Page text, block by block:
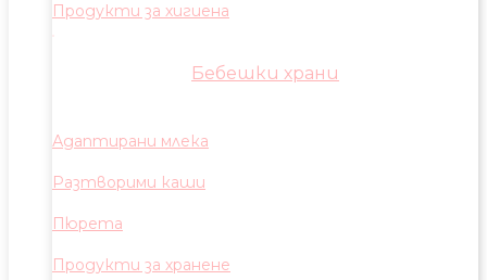
Продукти за хигиена
Бебешки храни
Адаптирани млека
Разтворими каши
Пюрета
Продукти за хранене